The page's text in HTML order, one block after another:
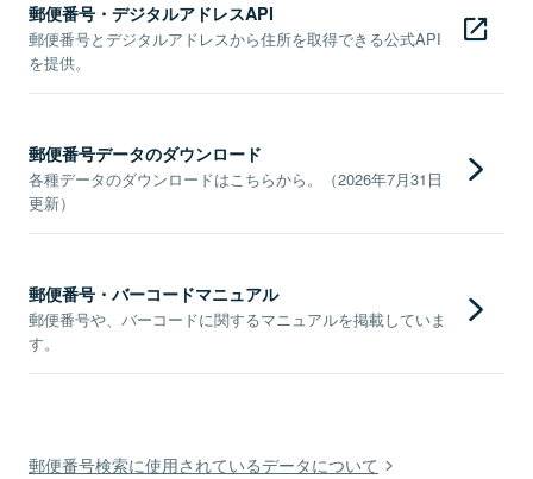
郵便番号・デジタルアドレスAPI
郵便番号とデジタルアドレスから住所を取得できる公式API
を提供。
郵便番号データのダウンロード
各種データのダウンロードはこちらから。（2026年7月31日
更新）
郵便番号・バーコードマニュアル
郵便番号や、バーコードに関するマニュアルを掲載していま
す。
郵便番号検索に使用されているデータについて